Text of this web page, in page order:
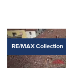
RE/MAX Collection